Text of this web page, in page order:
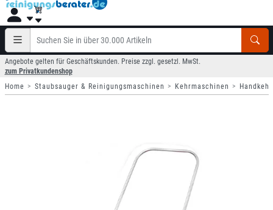
Angebote gelten für Geschäftskunden. Preise zzgl. gesetzl. MwSt.
zum Privatkundenshop
Home
Staubsauger & Reinigungsmaschinen Kehrmaschinen